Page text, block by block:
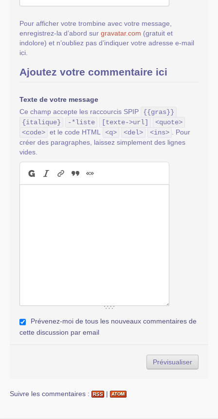
Pour afficher votre trombine avec votre message,
enregistrez-la d’abord sur gravatar.com (gratuit et
indolore) et n’oubliez pas d’indiquer votre adresse e-mail
ici.
Ajoutez votre commentaire ici
Texte de votre message
Ce champ accepte les raccourcis SPIP
{{gras}}
{italique}
-*liste [texte->url]
<quote>
<code> et le code HTML <q> <del> <ins>
. Pour
créer des paragraphes, laissez simplement des lignes
vides.
Prévenez-moi de tous les nouveaux commentaires de
cette discussion par email
Suivre les commentaires : |